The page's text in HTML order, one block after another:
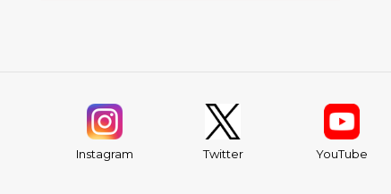
Instagram Twitter YouTube